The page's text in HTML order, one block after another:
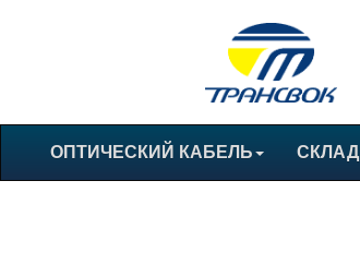
ОПТИЧЕСКИЙ КАБЕЛЬ СКЛАД